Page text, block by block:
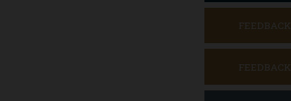
FEEDBACK
FEEDBACK